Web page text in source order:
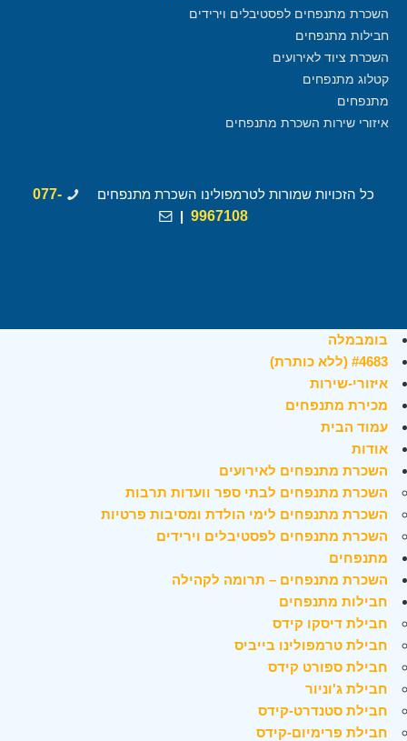
השכרת מתנפחים לפסטיבלים וירידים
חבילות מתנפחים
השכרת ציוד לאירועים
קטלוג מתנפחים
מתנפחים
איזורי שירות השכרת מתנפחים
כל הזכויות שמורות לטרמפולינו השכרת מתנפחים
077-
9967108
|
בומבמלה
#4683 (ללא כותרת)
איזורי-שירות
מכירת מתנפחים
עמוד הבית
אודות
השכרת מתנפחים לאירועים
השכרת מתנפחים לבתי ספר וועדות תרבות
השכרת מתנפחים לימי הולדת ומסיבות פרטיות
השכרת מתנפחים לפסטיבלים וירידים
מתנפחים
השכרת מתנפחים – תרומה לקהילה
חבילות מתנפחים
חבילת דיסקו קידס
חבילת טרמפולינו בייביס
חבילת ספורט קידס
חבילת ג'וניור
חבילת סטנדרט-קידס
חבילת פרימיום-קידס